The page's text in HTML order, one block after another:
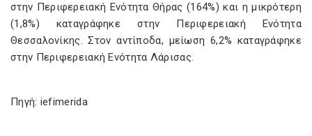
στην Περιφερειακή Ενότητα Θήρας (164%) και η μικρότερη
(1,8%) καταγράφηκε στην Περιφερειακή Ενότητα
Θεσσαλονίκης. Στον αντίποδα, μείωση 6,2% καταγράφηκε
στην Περιφερειακή Ενότητα Λάρισας.
Πηγή: iefimerida